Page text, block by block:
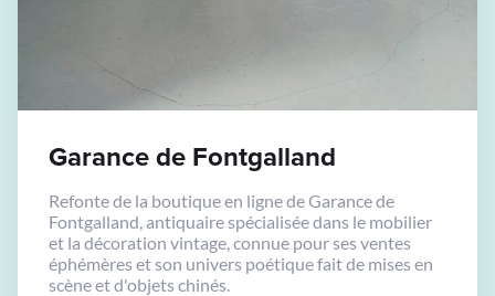
Garance de Fontgalland
Refonte de la boutique en ligne de Garance de
Fontgalland, antiquaire spécialisée dans le mobilier
et la décoration vintage, connue pour ses ventes
éphémères et son univers poétique fait de mises en
scène et d'objets chinés.